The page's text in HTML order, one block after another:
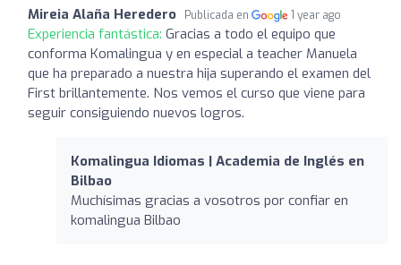
Mireia Alaña Heredero Publicada en 1 year ago
Experiencia fantástica: Gracias a todo el equipo que
conforma Komalingua y en especial a teacher Manuela
que ha preparado a nuestra hija superando el examen del
First brillantemente. Nos vemos el curso que viene para
seguir consiguiendo nuevos logros.
Komalingua Idiomas | Academia de Inglés en
Bilbao
Muchísimas gracias a vosotros por confiar en
komalingua Bilbao